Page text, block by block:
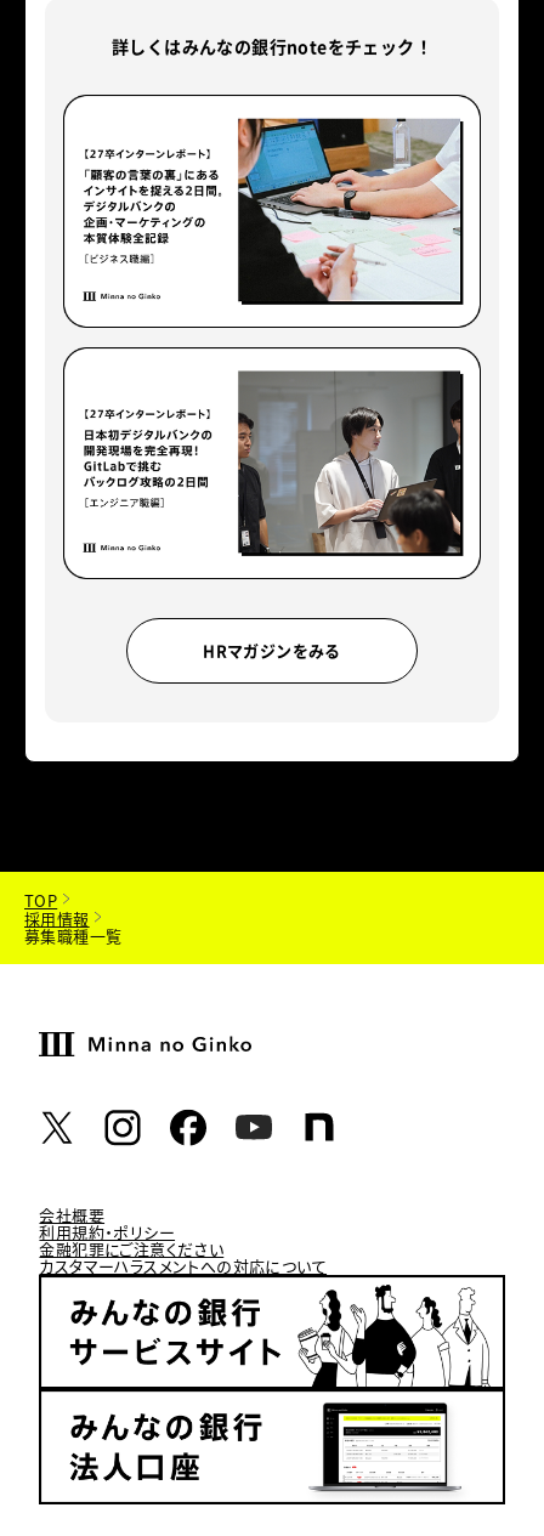
詳しくはみんなの銀行noteをチェック！
HRマガジンをみる
TOP
採用情報
募集職種一覧
会社概要
利用規約・ポリシー
金融犯罪にご注意ください
カスタマーハラスメントへの対応について